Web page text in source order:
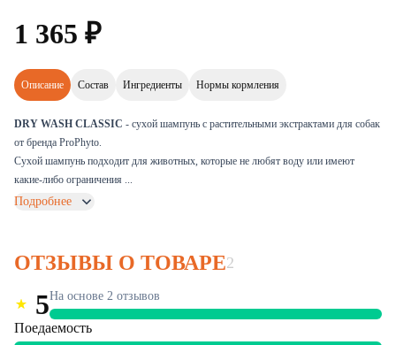
1 365 ₽
Описание Состав Ингредиенты Нормы кормления
DRY WASH CLASSIC - сухой шампунь с растительными экстрактами для собак
от бренда ProPhyto.
Сухой шампунь подходит для животных, которые не любят воду или имеют
какие-либо ограничения ...
Подробнее
ОТЗЫВЫ О ТОВАРЕ2
5На основе 2 отзывов
Поедаемость